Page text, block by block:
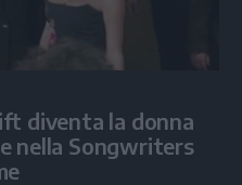
diventa la donna
nella Songwriters